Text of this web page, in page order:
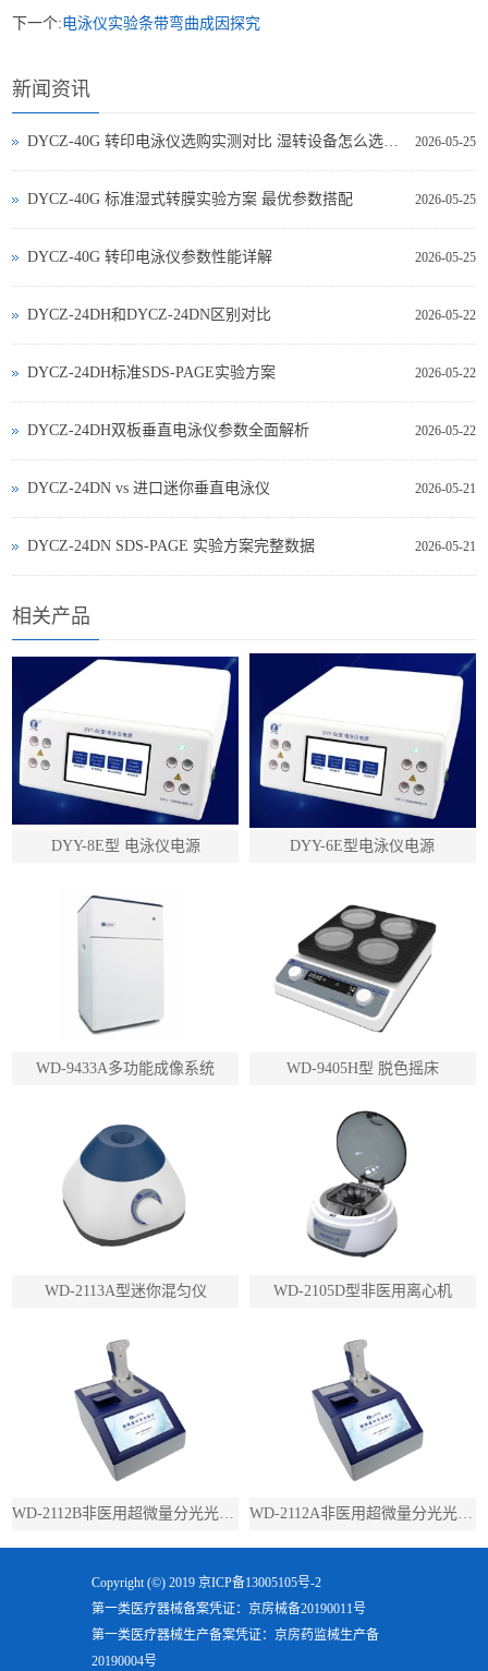
下一个:电泳仪实验条带弯曲成因探究
新闻资讯
2026-05-25
DYCZ-40G 转印电泳仪选购实测对比 湿转设备怎么选不踩坑
2026-05-25
DYCZ-40G 标准湿式转膜实验方案 最优参数搭配
2026-05-25
DYCZ-40G 转印电泳仪参数性能详解
2026-05-22
DYCZ-24DH和DYCZ-24DN区别对比
2026-05-22
DYCZ-24DH标准SDS-PAGE实验方案
2026-05-22
DYCZ-24DH双板垂直电泳仪参数全面解析
2026-05-21
DYCZ‑24DN vs 进口迷你垂直电泳仪
2026-05-21
DYCZ‑24DN SDS‑PAGE 实验方案完整数据
相关产品
DYY-8E型 电泳仪电源 DYY-6E型电泳仪电源
WD-9433A多功能成像系统 WD-9405H型 脱色摇床
WD-2113A型迷你混匀仪 WD-2105D型非医用离心机
WD-2112B非医用超微量分光光度计（带荧光） WD-2112A非医用超微量分光光度计（不带荧光）
Copyright (©) 2019 京ICP备13005105号-2
第一类医疗器械备案凭证：京房械备20190011号
第一类医疗器械生产备案凭证：京房药监械生产备
20190004号